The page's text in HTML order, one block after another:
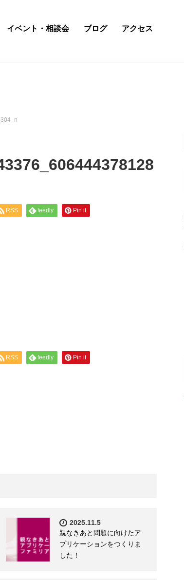
イベント・相談会 ブログ アクセス
RSS feedly Pin it
RSS feedly Pin it
2025.11.5
親なきあと問題に向けたア
プリケーションをつくりま
した！